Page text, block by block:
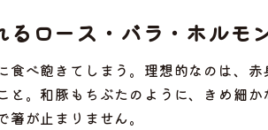
るロース・バラ・ホルモ
食べ飽きてしまう。理想的なのは、
と。和豚もちぶたのように、きめ細
が止まりません。